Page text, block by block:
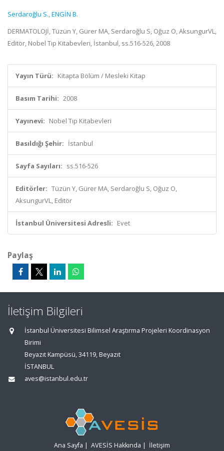
Serdaroğlu S.,ENGİN B.
DERMATOLOJİ, Tüzün Y, Gürer MA, Serdaroğlu S, Oğuz O, AksungurVL,
Editör, Nobel Tıp Kitabevleri, İstanbul, ss.516-526, 2008
Yayın Türü: Kitapta Bölüm / Mesleki Kitap
Basım Tarihi: 2008
Yayınevi: Nobel Tıp Kitabevleri
Basıldığı Şehir: İstanbul
Sayfa Sayıları: ss.516-526
Editörler: Tüzün Y, Gürer MA, Serdaroğlu S, Oğuz O,
AksungurVL, Editör
İstanbul Üniversitesi Adresli: Evet
Paylaş
İletişim Bilgileri
İstanbul Üniversitesi Bilimsel Araştırma Projeleri Koordinasyon
Birimi
Beyazıt Kampüsü, 34119, Beyazıt
İSTANBUL
aves@istanbul.edu.tr
Ana Sayfa | AVESİS Hakkında | İletişim